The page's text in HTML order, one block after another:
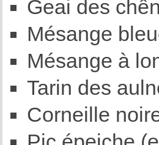
Geai des
Mésange
Mésange à
Tarin des
Corneille